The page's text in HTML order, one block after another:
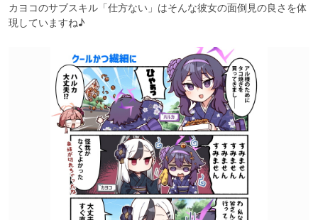
カヨコのサブスキル「仕方ない」はそんな彼女の面倒見の良さを体
現していますね♪